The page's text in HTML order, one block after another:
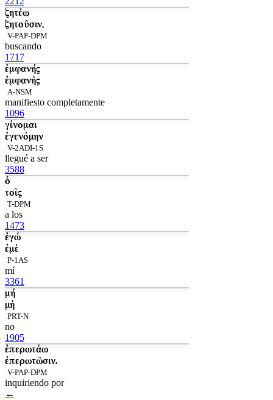
ζητέω
ζητοῦσιν,
V-PAP-DPM
buscando
1717
ἐμφανής
ἐμφανὴς
A-NSM
manifiesto completamente
1096
γίνομαι
ἐγενόμην
V-2ADI-1S
llegué a ser
3588
ὁ
τοῖς
T-DPM
a los
1473
ἐγώ
ἐμὲ
P-1AS
mí
3361
μή
μὴ
PRT-N
no
1905
ἐπερωτάω
ἐπερωτῶσιν.
V-PAP-DPM
inquiriendo por
←